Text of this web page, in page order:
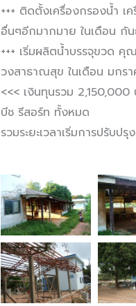
+++ ติดตั้งเครื่องกรองน้ำ เ
อื่นๆอีกมากมาย ในเดือน กั
+++ เริ่มผลิตน้ำบรรจุขวด
วงสาธาณสุข ในเดือน มกรา
<<< เงินทุนรวม
บีช รีสอร์ท ทั้งหมด
รวมระยะเวลาเริ่มการปรับ